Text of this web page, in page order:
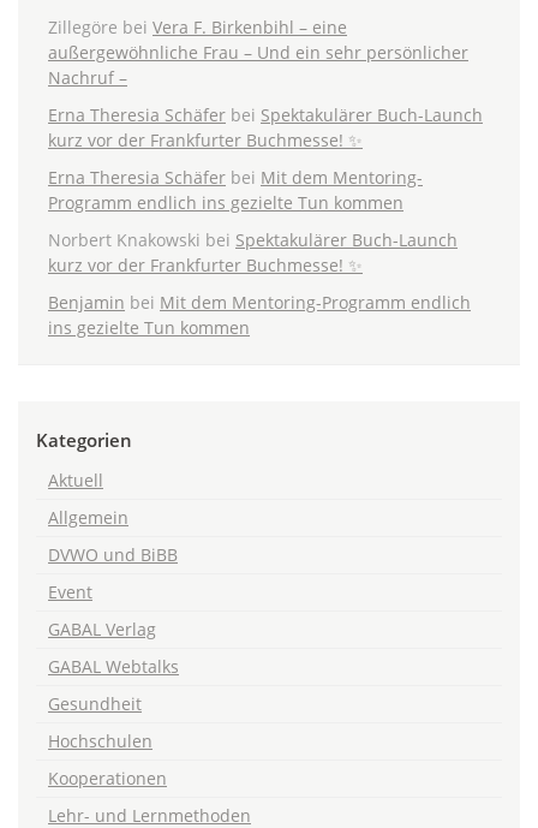
Zillegöre bei Vera F. Birkenbihl – eine
außergewöhnliche Frau – Und ein sehr persönlicher
Nachruf –
Erna Theresia Schäfer bei Spektakulärer Buch-Launch
kurz vor der Frankfurter Buchmesse! ✨
Erna Theresia Schäfer bei Mit dem Mentoring-
Programm endlich ins gezielte Tun kommen
Norbert Knakowski bei Spektakulärer Buch-Launch
kurz vor der Frankfurter Buchmesse! ✨
Benjamin bei Mit dem Mentoring-Programm endlich
ins gezielte Tun kommen
Kategorien
Aktuell
Allgemein
DVWO und BiBB
Event
GABAL Verlag
GABAL Webtalks
Gesundheit
Hochschulen
Kooperationen
Lehr- und Lernmethoden